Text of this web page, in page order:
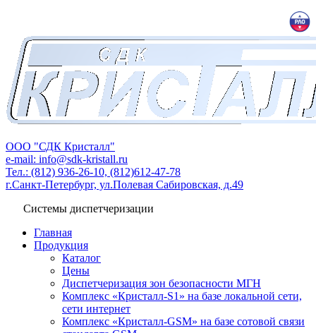
ООО "СДК Кристалл"
e-mail: info@sdk-kristall.ru
Тел.: (812) 936-26-10, (812)612-47-78
г.Санкт-Петербург, ул.Полевая Сабировская, д.49
Системы диспетчеризации
Главная
Продукция
Каталог
Цены
Диспетчеризация зон безопасности МГН
Комплекс «Кристалл-S1» на базе локальной сети,
сети интернет
Комплекс «Кристалл-GSM» на базе сотовой связи